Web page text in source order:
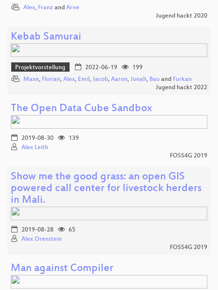
Alex, Franz and Arne
Jugend hackt 2020
Kebab Samurai
Projektvorstellung 2022-06-19
199
Maxe, Florian, Alex, Emil, Jacob, Aaron, Jonah, Bao and Furkan
Jugend hackt 2022
The Open Data Cube Sandbox
2019-08-30
139
Alex Leith
FOSS4G 2019
Show me the good grass: an open GIS
powered call center for livestock herders
in Mali.
2019-08-28
65
Alex Orenstein
FOSS4G 2019
Man against Compiler